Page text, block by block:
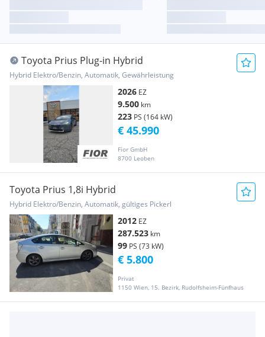
Toyota Prius Plug-in Hybrid
Hybrid Elektro/Benzin, Automatik, Gewährleistung
2026 EZ
9.500 km
223 PS (164 kW)
Fior GmbH
8700 Leoben
€ 45.990
Toyota Prius 1,8i Hybrid
Hybrid Elektro/Benzin, Automatik, gültiges Pickerl
2012 EZ
287.523 km
99 PS (73 kW)
Privat
1150 Wien, 15. Bezirk, Rudolfsheim-Fünfhaus
€ 5.800